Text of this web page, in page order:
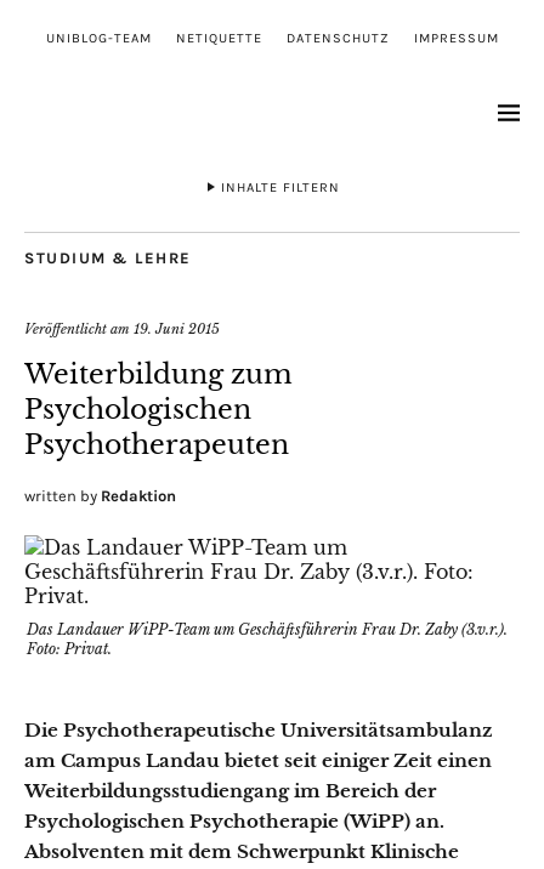
UNIBLOG-TEAM NETIQUETTE DATENSCHUTZ IMPRESSUM
INHALTE FILTERN
STUDIUM & LEHRE
Veröffentlicht am 19. Juni 2015
Weiterbildung zum
Psychologischen
Psychotherapeuten
written by Redaktion
Das Landauer WiPP-Team um Geschäftsführerin Frau Dr. Zaby (3.v.r.).
Foto: Privat.
Die Psychotherapeutische Universitätsambulanz
am Campus Landau bietet seit einiger Zeit einen
Weiterbildungsstudiengang im Bereich der
Psychologischen Psychotherapie (WiPP) an.
Absolventen mit dem Schwerpunkt Klinische